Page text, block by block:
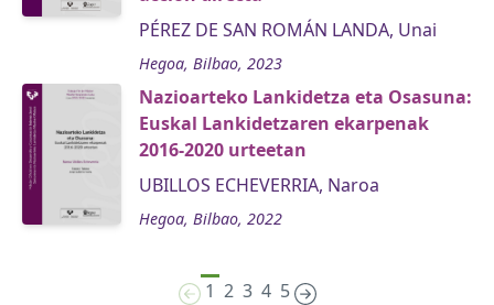
PÉREZ DE SAN ROMÁN LANDA, Unai
Hegoa, Bilbao, 2023
Nazioarteko Lankidetza eta Osasuna:
Euskal Lankidetzaren ekarpenak
2016-2020 urteetan
UBILLOS ECHEVERRIA, Naroa
Hegoa, Bilbao, 2022
1 2 3 4 5